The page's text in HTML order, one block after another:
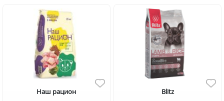
Наш рацион
Blitz